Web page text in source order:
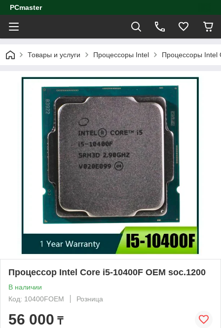
PCmaster
Товары и услуги Процессоры Intel Процессоры Intel
Процессор Intel Core i5-10400F OEM soc.1200
В наличии
Код: 10400FOEM
Розница
56 000 ₸